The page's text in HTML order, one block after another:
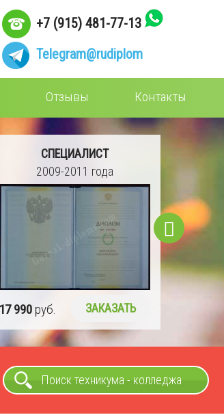
+7 (915) 481-77-13
Telegram@rudiplom
Отзывы Контакты
СПЕЦИАЛИСТ
2004-2008 года
16 990руб. ЗАКАЗАТЬ
15
Поиск техникума - колледжа